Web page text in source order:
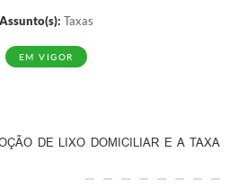
Assunto(s): Taxas
EM VIGOR
DE LIXO DOMICILIAR E A TAXA